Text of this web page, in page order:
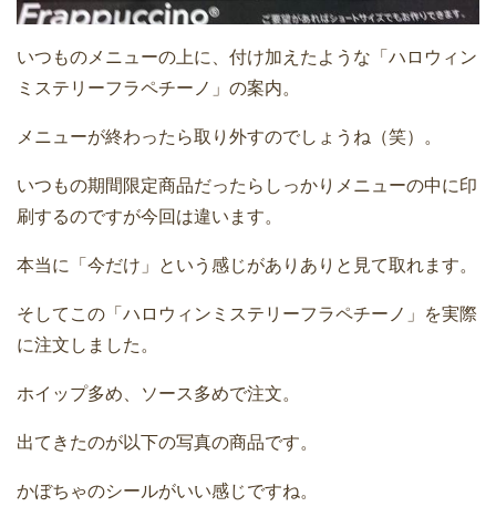
いつものメニューの上に、付け加えたような「ハロウィン
ミステリーフラペチーノ」の案内。
メニューが終わったら取り外すのでしょうね（笑）。
いつもの期間限定商品だったらしっかりメニューの中に印
刷するのですが今回は違います。
本当に「今だけ」という感じがありありと見て取れます。
そしてこの「ハロウィンミステリーフラペチーノ」を実際
に注文しました。
ホイップ多め、ソース多めで注文。
出てきたのが以下の写真の商品です。
かぼちゃのシールがいい感じですね。